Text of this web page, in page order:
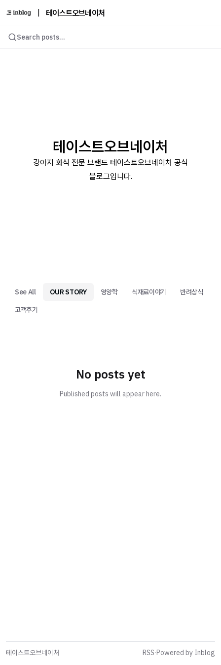
테이스트오브네이처
Search posts...
테이스트오브네이처
강아지 화식 전문 브랜드 테이스트오브네이처 공식
블로그입니다.
See All OUR STORY 영양학 식재료이야기
반려상식
고객후기
No posts yet
Published posts will appear here.
테이스트오브네이처 RSS·Powered by Inblog